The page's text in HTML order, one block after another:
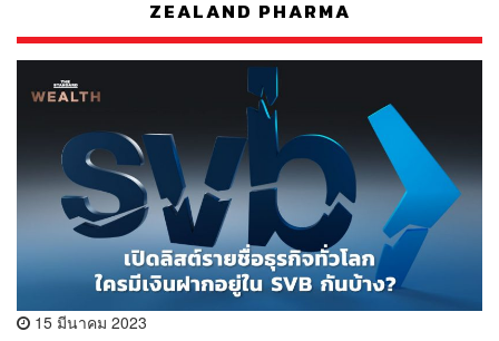
ZEALAND PHARMA
15 มีนาคม 2023